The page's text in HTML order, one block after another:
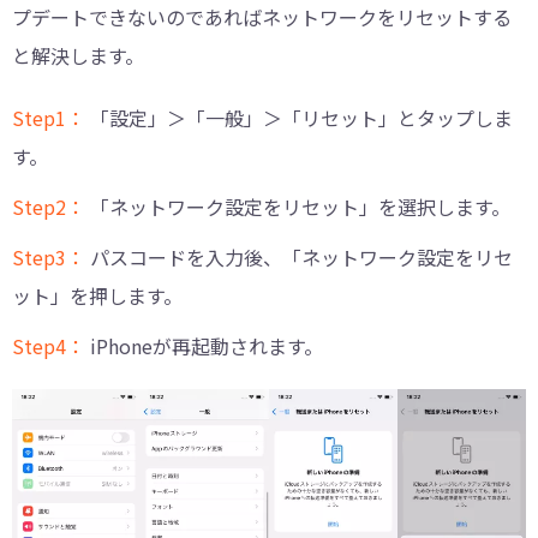
プデートできないのであればネットワークをリセットする
と解決します。
Step1：
「設定」＞「一般」＞「リセット」とタップしま
す。
Step2：
「ネットワーク設定をリセット」を選択します。
Step3： パスコードを入力後、「ネットワーク設定をリセ
ット」を押します。
Step4： iPhoneが再起動されます。